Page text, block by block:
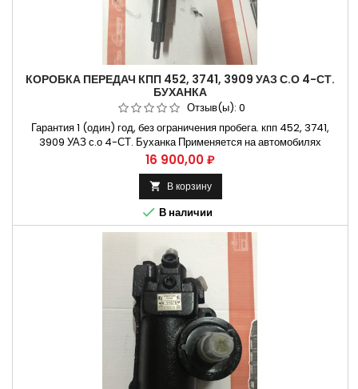
КОРОБКА ПЕРЕДАЧ КПП 452, 3741, 3909 УАЗ С.О 4-СТ.
БУХАНКА
Отзыв(ы): 0
Гарантия 1 (один) год, без ограничения пробега. кпп 452, 3741,
3909 УАЗ с.о 4-СТ. Буханка Применяется на автомобилях
УАЗ-3962. УАЗ-2206. УАЗ-3303. УАЗ-3741. Не требующая
установки на СТО. Способы оплаты Безналичный расчет, оплата
банковской картой
Цена
16 900,00 ₽
 В корзину
 В наличии